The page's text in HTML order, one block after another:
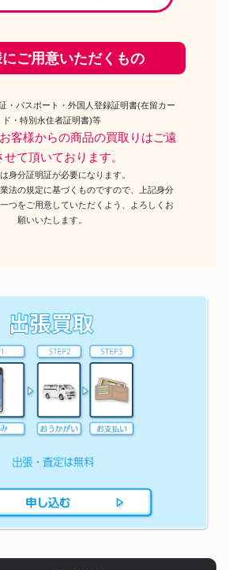
ご用意いただくもの
・パスポート・外国人登録証明書(在留カー
ド・特別永住者証明書)等
客様からの商品の買取りはご遠
せて頂いております。
身分証明証が必要になります。
法の規定に基づくものですので、上記身分
つをご用意していただくよう、よろしくお
願いいたします。